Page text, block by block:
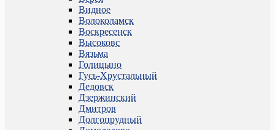
Видное
Волоколамск
Воскресенск
Высоковс
Вязьма
Голицыно
Гусь-Хрустальный
Дедовск
Дзержинский
Дмитров
Долгопрудный